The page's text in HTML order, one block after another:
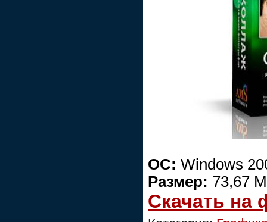
ОС: Windows
Размер: 73,67
Скачать на